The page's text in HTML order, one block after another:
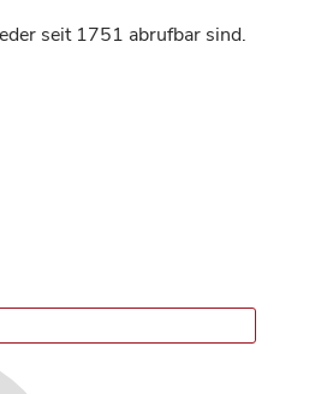
seit 1751 abrufbar sind.